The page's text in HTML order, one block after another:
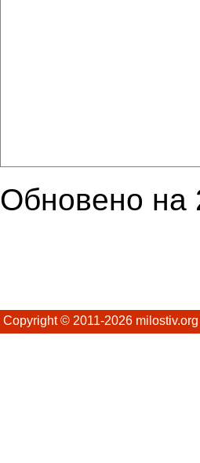
Обновено на
Copyright © 2011-2026 milostiv.org